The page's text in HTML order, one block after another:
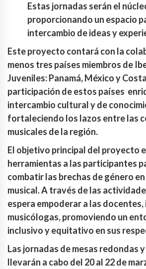
Estas jornadas serán el
proporcionando un espacio
intercambio de ideas y
Este proyecto contará con la
menos tres países miembros de
Juveniles: Panamá, México y
participación de estos países
intercambio cultural y de
fortaleciendo los lazos entre las
musicales de la región.
El objetivo principal del proyecto
herramientas a las participantes
combatir las brechas de género
musical. A través de las
espera empoderar a las
musicólogas, promoviendo un
inclusivo y equitativo en sus
Las jornadas de mesas redondas
llevarán a cabo del 20 al 22 de